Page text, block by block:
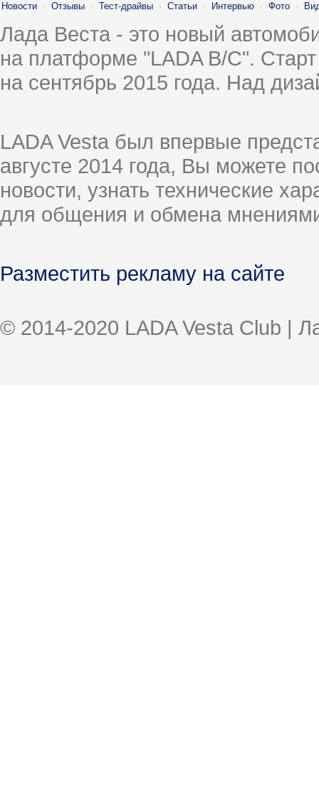
Новости · Отзывы · Тест-драйвы · Статьи · Интервью · Фото ·
Лада Веста - это новый
на платформе "LADA B/C".
на сентябрь 2015 года. Над
LADA Vesta был впервые
августе 2014 года, Вы можете
новости, узнать технические
для общения и обмена
Разместить рекламу на сайте
© 2014-2020 LADA Vesta Club |